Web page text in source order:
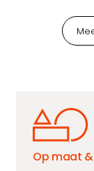
Op maat